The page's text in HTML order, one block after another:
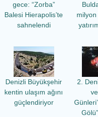
gece: “Zorba”
Balesi Hierapolis’te
sahnelendi
milyon
Denizli Büyükşehir
kentin ulaşım ağını
güçlendiriyor
2.